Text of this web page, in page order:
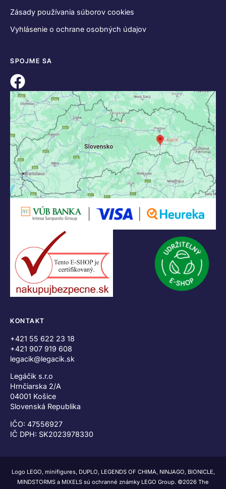
Zásady používania súborov cookies
Vyhlásenie o ochrane osobných údajov
SPOJME SA
KONTAKT
+421 55 622 23 18
+421 907 919 608
legacik@legacik.sk
Legáčik s.r.o
Hrnčiarska 2/A
04001 Košice
Slovenská Republika
IČO: 47556927
IČ DPH: SK2023978330
Logo LEGO, minifigures, DUPLO, LEGENDS OF CHIMA, NINJAGO, BIONICLE,
MINDSTORMS a MIXELS sú ochranné známky LEGO Group. ©2026 The